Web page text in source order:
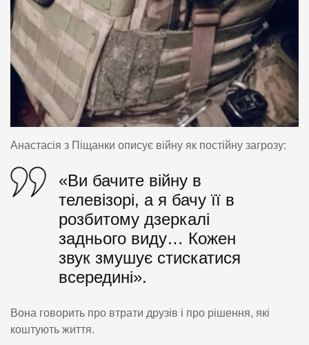
Анастасія з Піщанки описує війну як постійну загрозу:
«Ви бачите війну в
телевізорі, а я бачу її в
розбитому дзеркалі
заднього виду… Кожен
звук змушує стискатися
всередині».
Вона говорить про втрати друзів і про рішення, які
коштують життя.